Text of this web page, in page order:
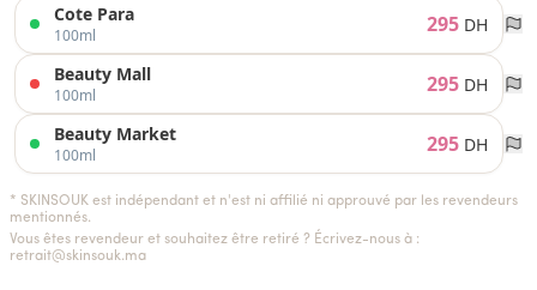
Cote Para
100ml 295 DH
Beauty Mall
100ml 295 DH
Beauty Market
100ml 295 DH
* SKINSOUK est indépendant et n'est ni affilié ni approuvé par les revendeurs
mentionnés.
Vous êtes revendeur et souhaitez être retiré ? Écrivez-nous à :
retrait@skinsouk.ma